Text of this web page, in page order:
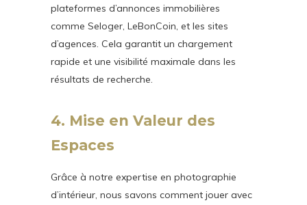
plateformes d’annonces immobilières
comme Seloger, LeBonCoin, et les sites
d’agences. Cela garantit un chargement
rapide et une visibilité maximale dans les
résultats de recherche.
4. Mise en Valeur des
Espaces
Grâce à notre expertise en photographie
d’intérieur, nous savons comment jouer avec